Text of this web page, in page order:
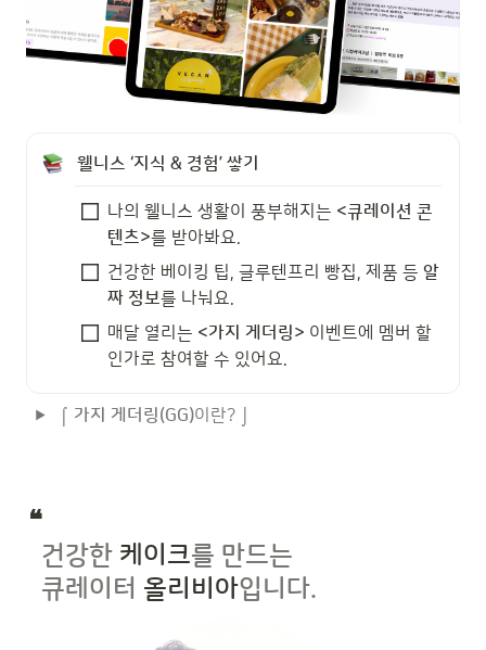
웰니스 ‘지식 & 경험’ 쌓기
나의 웰니스 생활이 풍부해지는 <큐레이션 콘
텐츠>를 받아봐요.
건강한 베이킹 팁, 글루텐프리 빵집, 제품 등 알
짜 정보를 나눠요.
매달 열리는 <가지 게더링> 이벤트에 멤버 할
인가로 참여할 수 있어요.
⌠ 가지 게더링(GG)이란? ⌡
❝
  건강한
케이크를 만드는
큐레이터 올리비아입니다.